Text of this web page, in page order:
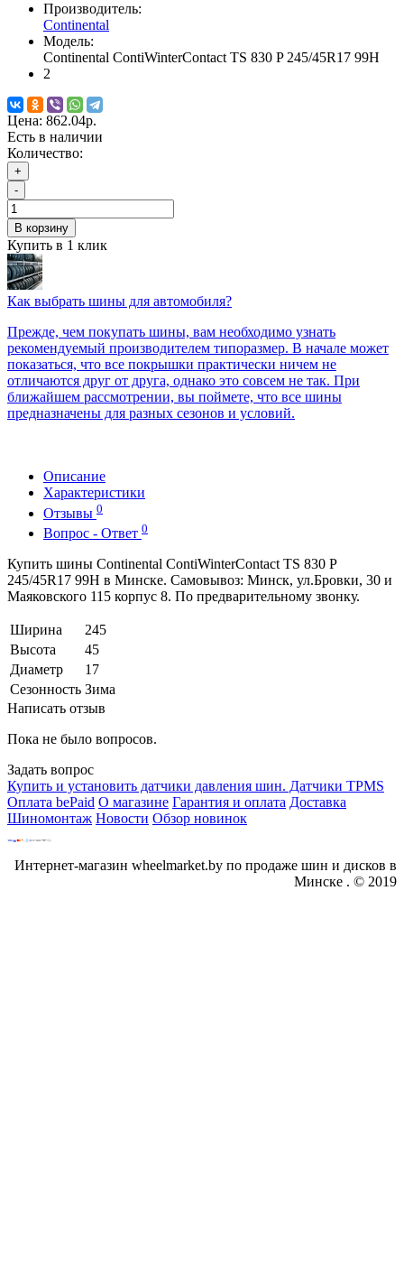
Производитель:
Continental
Модель:
Continental ContiWinterContact TS 830 P 245/45R17 99H
2
Цена: 862.04р.
Есть в наличии
Количество:
+
-
В корзину
Купить в 1 клик
Как выбрать шины для автомобиля?
Прежде, чем покупать шины, вам необходимо узнать
рекомендуемый производителем типоразмер. В начале может
показаться, что все покрышки практически ничем не
отличаются друг от друга, однако это совсем не так. При
ближайшем рассмотрении, вы поймете, что все шины
предназначены для разных сезонов и условий.
Описание
Характеристики
Отзывы 0
Вопрос - Ответ 0
Купить шины Continental ContiWinterContact TS 830 P
245/45R17 99H в Минске. Самовывоз: Минск, ул.Бровки, 30 и
Маяковского 115 корпус 8. По предварительному звонку.
Ширина
245
Высота
45
Диаметр
17
Сезонность Зима
Написать отзыв
Пока не было вопросов.
Задать вопрос
Купить и установить датчики давления шин. Датчики TPMS
Оплата bePaid О магазине Гарантия и оплата Доставка
Шиномонтаж Новости Обзор новинок
Интернет-магазин wheelmarket.by по продаже шин и дисков в
Минске . © 2019